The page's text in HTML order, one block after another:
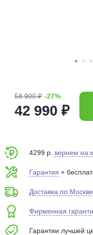
58 900 ₽ -27%
42 990 ₽
4299 р. вернем на
Гарантия +
Доставка по
Фирменная
Гарантии лучшей
недели